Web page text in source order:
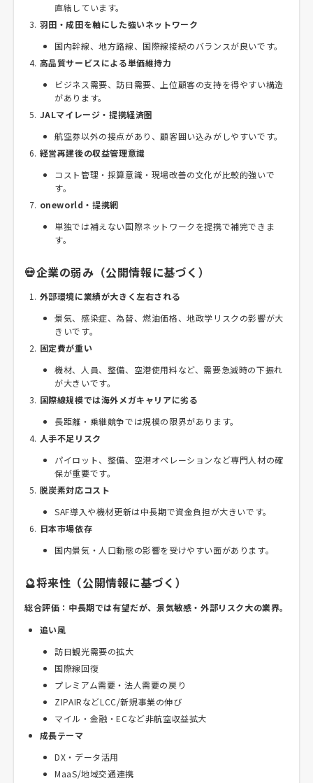
直結しています。
羽田・成田を軸にした強いネットワーク
国内幹線、地方路線、国際線接続のバランスが良いです。
高品質サービスによる単価維持力
ビジネス需要、訪日需要、上位顧客の支持を得やすい構造
があります。
JALマイレージ・提携経済圏
航空券以外の接点があり、顧客囲い込みがしやすいです。
経営再建後の収益管理意識
コスト管理・採算意識・現場改善の文化が比較的強いで
す。
oneworld・提携網
単独では補えない国際ネットワークを提携で補完できま
す。
💀企業の弱み（公開情報に基づく）
外部環境に業績が大きく左右される
景気、感染症、為替、燃油価格、地政学リスクの影響が大
きいです。
固定費が重い
機材、人員、整備、空港使用料など、需要急減時の下振れ
が大きいです。
国際線規模では海外メガキャリアに劣る
長距離・乗継競争では規模の限界があります。
人手不足リスク
パイロット、整備、空港オペレーションなど専門人材の確
保が重要です。
脱炭素対応コスト
SAF導入や機材更新は中長期で資金負担が大きいです。
日本市場依存
国内景気・人口動態の影響を受けやすい面があります。
🔮将来性（公開情報に基づく）
総合評価：中長期では有望だが、景気敏感・外部リスク大の業界。
追い風
訪日観光需要の拡大
国際線回復
プレミアム需要・法人需要の戻り
ZIPAIRなどLCC/新規事業の伸び
マイル・金融・ECなど非航空収益拡大
成長テーマ
DX・データ活用
MaaS/地域交通連携